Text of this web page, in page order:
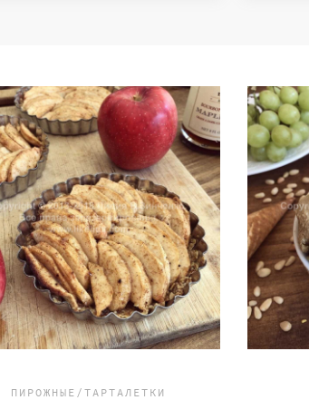
ПИРОЖНЫЕ/ТАРТАЛЕТКИ